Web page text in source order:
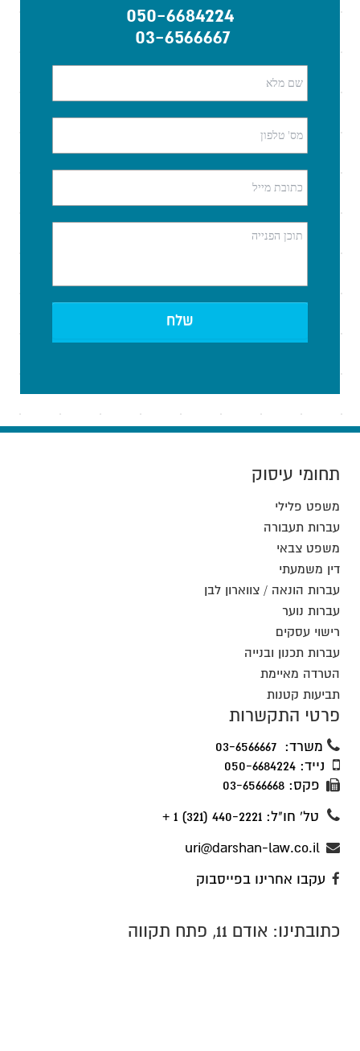
050-6684224
03-6566667
תחומי עיסוק
משפט פלילי
עברות תעבורה
משפט צבאי
דין משמעתי
עברות הונאה / צווארון לבן
עברות נוער
רישוי עסקים
עברות תכנון ובנייה
הטרדה מאיימת
תביעות קטנות
פרטי התקשרות
משרד: 03-6566667
נייד: 050-6684224
פקס: 03-6566668
טל' חו"ל: 440-2221 (321) 1 +
uri@darshan-law.co.il
עקבו אחרינו בפייסבוק
כתובתינו: אודם 11, פתח תקווה